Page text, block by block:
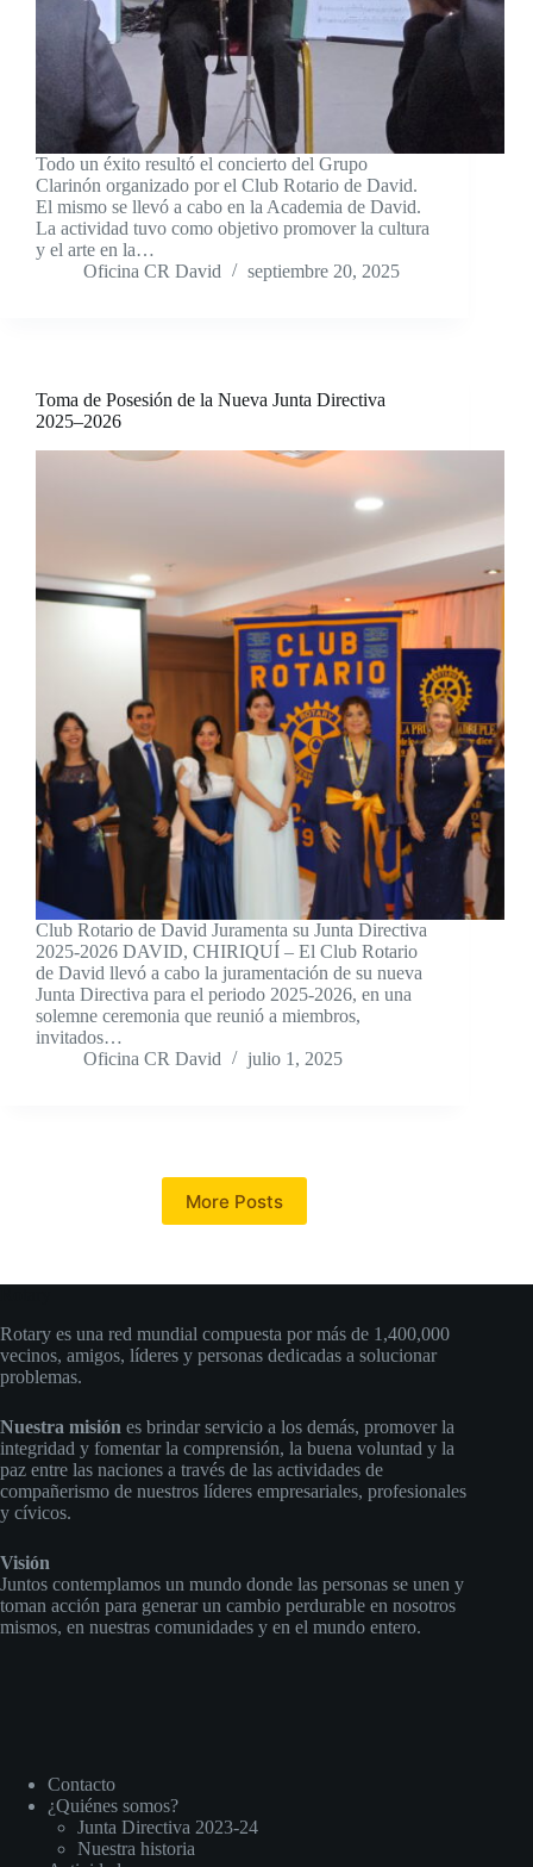
Todo un éxito resultó el concierto del Grupo
Clarinón organizado por el Club Rotario de David.
El mismo se llevó a cabo en la Academia de David.
La actividad tuvo como objetivo promover la cultura
y el arte en la…
Oficina CR David
septiembre 20, 2025
Toma de Posesión de la Nueva Junta Directiva
2025–2026
Club Rotario de David Juramenta su Junta Directiva
2025-2026 DAVID, CHIRIQUÍ – El Club Rotario
de David llevó a cabo la juramentación de su nueva
Junta Directiva para el periodo 2025-2026, en una
solemne ceremonia que reunió a miembros,
invitados…
Oficina CR David
julio 1, 2025
More Posts
Rotary es una red mundial compuesta por más de 1,400,000
vecinos, amigos, líderes y personas dedicadas a solucionar
problemas.
Nuestra misión es brindar servicio a los demás, promover la
integridad y fomentar la comprensión, la buena voluntad y la
paz entre las naciones a través de las actividades de
compañerismo de nuestros líderes empresariales, profesionales
y cívicos.
Visión
Juntos contemplamos un mundo donde las personas se unen y
toman acción para generar un cambio perdurable en nosotros
mismos, en nuestras comunidades y en el mundo entero.
Contacto
¿Quiénes somos?
Junta Directiva 2023-24
Nuestra historia